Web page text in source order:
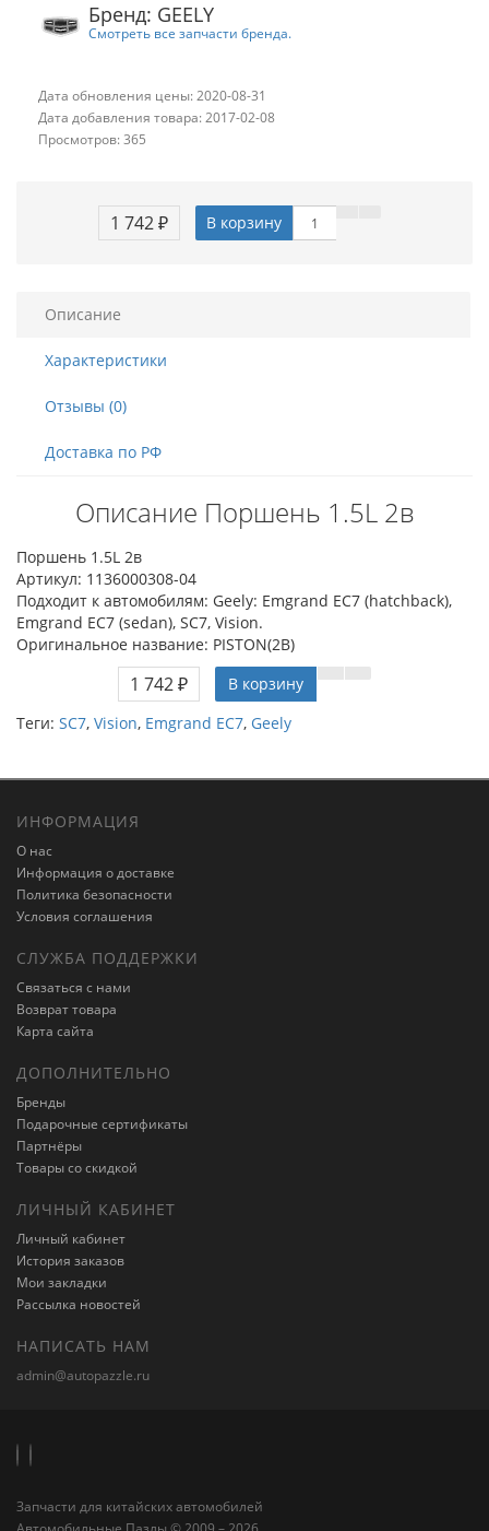
Бренд: GEELY
Смотреть все запчасти бренда.
Дата обновления цены: 2020-08-31
Дата добавления товара: 2017-02-08
Просмотров: 365
1 742 ₽ В корзину
Описание
Характеристики
Отзывы (0)
Доставка по РФ
Описание Поршень 1.5L 2в
Поршень 1.5L 2в
Артикул: 1136000308-04
Подходит к автомобилям: Geely: Emgrand EC7 (hatchback),
Emgrand EC7 (sedan), SC7, Vision.
Оригинальное название: PISTON(2B)
1 742 ₽
В корзину
Теги: SC7, Vision, Emgrand EC7, Geely
ИНФОРМАЦИЯ
О нас
Информация о доставке
Политика безопасности
Условия соглашения
СЛУЖБА ПОДДЕРЖКИ
Связаться с нами
Возврат товара
Карта сайта
ДОПОЛНИТЕЛЬНО
Бренды
Подарочные сертификаты
Партнёры
Товары со скидкой
ЛИЧНЫЙ КАБИНЕТ
Личный кабинет
История заказов
Мои закладки
Рассылка новостей
НАПИСАТЬ НАМ
admin@autopazzle.ru
Запчасти для китайских автомобилей